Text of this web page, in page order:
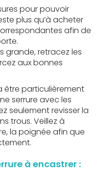
pour pouvoir
plus qu’à acheter
afin de
grande, retracez les
aux bonnes
être particulièrement
serrure avec les
seulement revisser la
trous. Veillez à
la poignée afin que
à encastrer :